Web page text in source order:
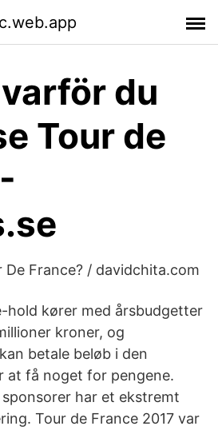
du
Tour de
De France? / davidchita.com
hold kører med årsbudgetter
kroner, og
betale beløb i den
at få noget for pengene.
har et ekstremt
Tour de France 2017 var